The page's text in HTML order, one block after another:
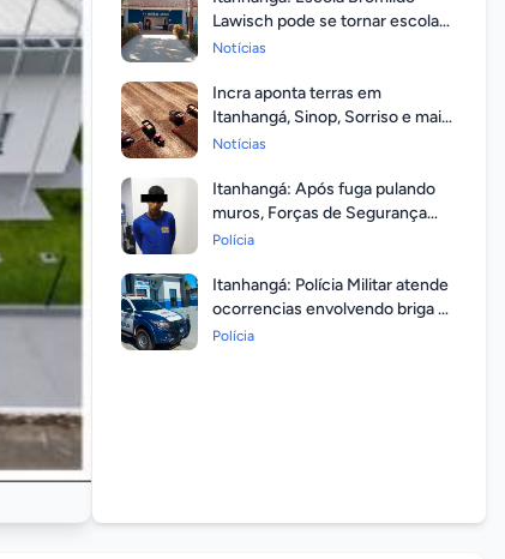
Lawisch pode se tornar escola
cívico-militar
Notícias
Incra aponta terras em
Itanhangá, Sinop, Sorriso e mais
14 entre as com maior
Notícias
Itanhangá: Após fuga pulando
muros, Forças de Segurança
prendem homem com mandato
Polícia
Itanhangá: Polícia Militar atende
ocorrencias envolvendo briga de
casais durante feriado
Polícia